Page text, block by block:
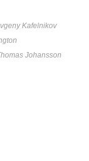
Kafelnikov
Johansson